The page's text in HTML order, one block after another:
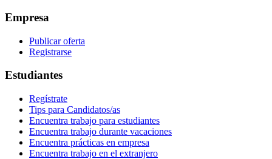
Empresa
Publicar oferta
Registrarse
Estudiantes
Regístrate
Tips para Candidatos/as
Encuentra trabajo para estudiantes
Encuentra trabajo durante vacaciones
Encuentra prácticas en empresa
Encuentra trabajo en el extranjero